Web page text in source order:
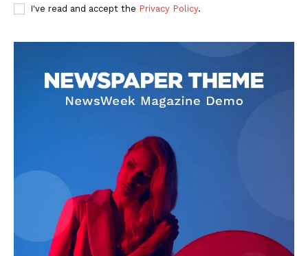
I've read and accept the Privacy Policy.